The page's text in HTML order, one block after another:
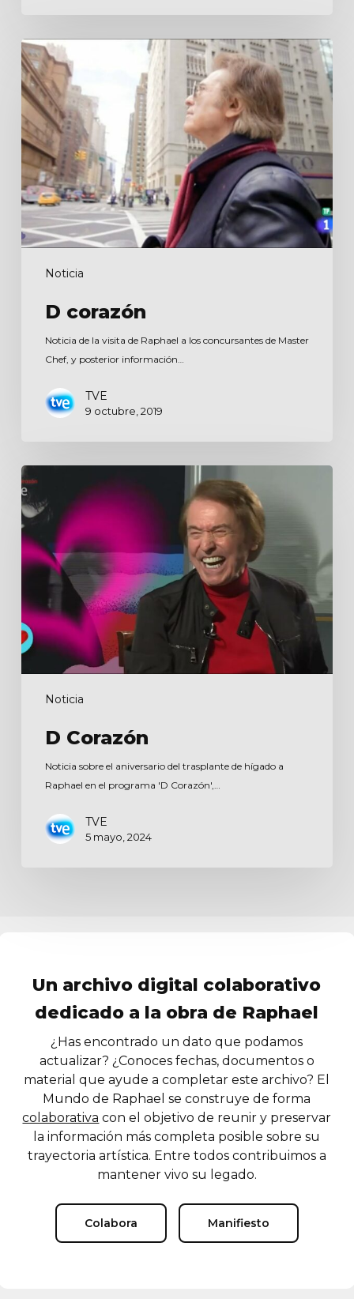
Noticia
D
corazón
D corazón
Noticia de la visita de Raphael a los concursantes de Master
Chef, y posterior información…
TVE
9 octubre, 2019
Noticia
D
Corazón
D Corazón
Noticia sobre el aniversario del trasplante de hígado a
Raphael en el programa 'D Corazón',…
TVE
5 mayo, 2024
Un archivo digital colaborativo
dedicado a la obra de Raphael
¿Has encontrado un dato que podamos
actualizar? ¿Conoces fechas, documentos o
material que ayude a completar este archivo? El
Mundo de Raphael se construye de forma
colaborativa con el objetivo de reunir y preservar
la información más completa posible sobre su
trayectoria artística. Entre todos contribuimos a
mantener vivo su legado.
Colabora Manifiesto